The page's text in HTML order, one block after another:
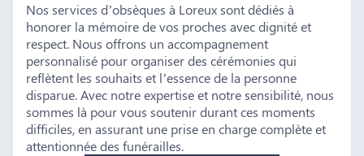
Nos services d’obsèques à Loreux sont dédiés à
honorer la mémoire de vos proches avec dignité et
respect. Nous offrons un accompagnement
personnalisé pour organiser des cérémonies qui
reflètent les souhaits et l’essence de la personne
disparue. Avec notre expertise et notre sensibilité, nous
sommes là pour vous soutenir durant ces moments
difficiles, en assurant une prise en charge complète et
attentionnée des funérailles.